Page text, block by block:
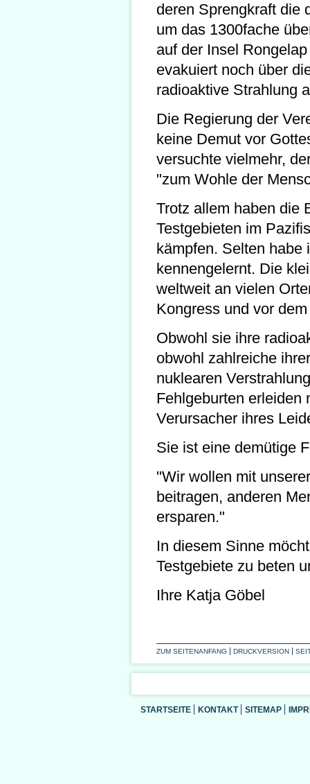
deren Sprengkraft die
um das 1300fache
auf der Insel
evakuiert noch über
radioaktive Strahlung
Die Regierung der
keine Demut vor
versuchte vielmehr,
"zum Wohle der
Trotz allem haben die
Testgebieten im
kämpfen. Selten habe
kennengelernt. Die
weltweit an vielen
Kongress und vor
Obwohl sie ihre
obwohl zahlreiche
nuklearen
Fehlgeburten erleiden
Verursacher ihres
Sie ist eine demütige
"Wir wollen mit
beitragen, anderen
ersparen."
In diesem Sinne
Testgebiete zu beten
Ihre Katja Göbel
ZUM SEITENANFANG DRUCKVERSION
STARTSEITE KONTAKT SITEMAP